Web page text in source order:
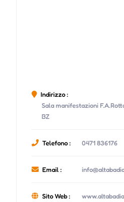
Indirizzo :
Sala manifestazioni
BZ
Telefono : 0471 836176
Email :
Sito Web :